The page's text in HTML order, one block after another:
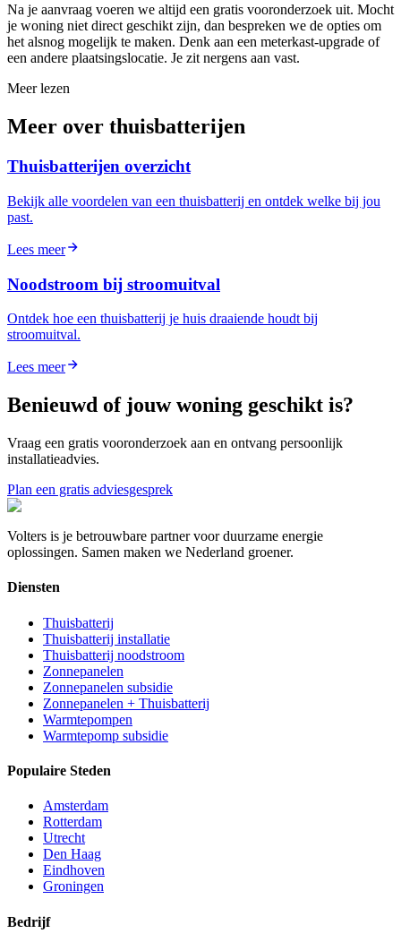
Na je aanvraag voeren we altijd een gratis vooronderzoek uit. Mocht
je woning niet direct geschikt zijn, dan bespreken we de opties om
het alsnog mogelijk te maken. Denk aan een meterkast-upgrade of
een andere plaatsingslocatie. Je zit nergens aan vast.
Meer lezen
Meer over thuisbatterijen
Thuisbatterijen overzicht
Bekijk alle voordelen van een thuisbatterij en ontdek welke bij jou
past.
Lees meer
Noodstroom bij stroomuitval
Ontdek hoe een thuisbatterij je huis draaiende houdt bij
stroomuitval.
Lees meer
Benieuwd of jouw woning geschikt is?
Vraag een gratis vooronderzoek aan en ontvang persoonlijk
installatieadvies.
Plan een gratis adviesgesprek
Volters is je betrouwbare partner voor duurzame energie
oplossingen. Samen maken we Nederland groener.
Diensten
Thuisbatterij
Thuisbatterij installatie
Thuisbatterij noodstroom
Zonnepanelen
Zonnepanelen subsidie
Zonnepanelen + Thuisbatterij
Warmtepompen
Warmtepomp subsidie
Populaire Steden
Amsterdam
Rotterdam
Utrecht
Den Haag
Eindhoven
Groningen
Bedrijf